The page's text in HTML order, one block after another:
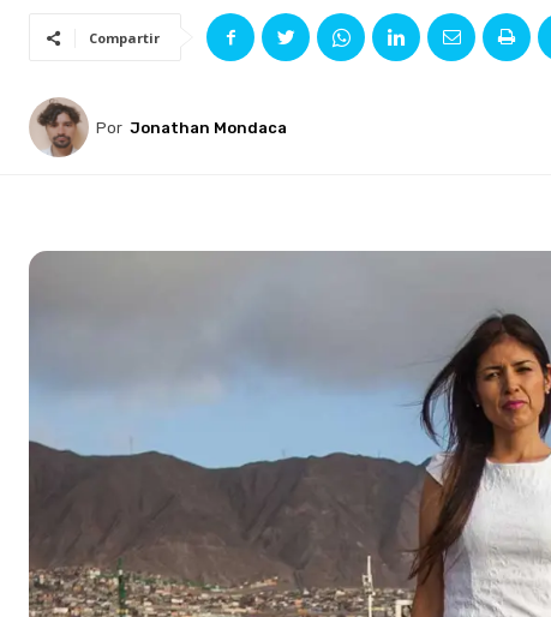
Compartir
Por Jonathan Mondaca